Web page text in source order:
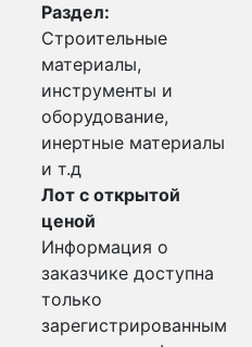
Раздел:
Строительные
материалы,
инструменты и
оборудование,
инертные материалы
и т.д
Лот с открытой
ценой
Информация о
заказчике доступна
только
зарегистрированным